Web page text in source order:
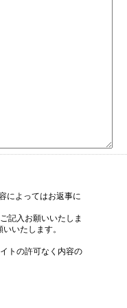
によってはお返事に
記入お願いいたしま
いたします。
トの許可なく内容の